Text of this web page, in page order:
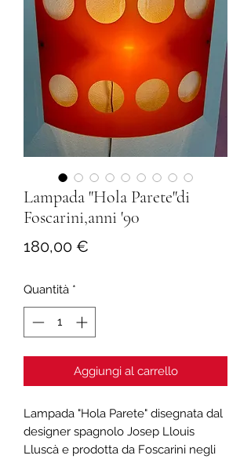
Lampada "Hola Parete"di
Foscarini,anni '90
180,00 €
Quantità *
Aggiungi al carrello
Lampada "Hola Parete" disegnata dal
designer spagnolo Josep Llouis
Lluscà e prodotta da Foscarini negli